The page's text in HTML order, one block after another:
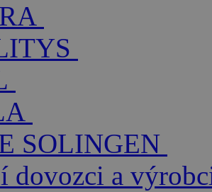
SOLINGEN
dovozci a